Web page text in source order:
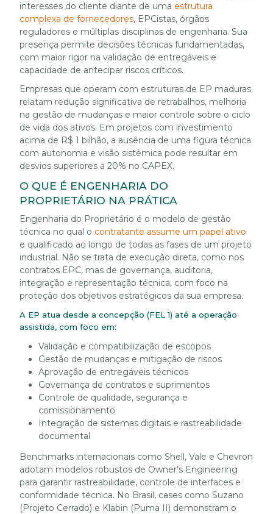
interesses do cliente diante de uma estrutura
complexa de fornecedores, EPCistas, órgãos
reguladores e múltiplas disciplinas de engenharia. Sua
presença permite decisões técnicas fundamentadas,
com maior rigor na validação de entregáveis e
capacidade de antecipar riscos críticos.
Empresas que operam com estruturas de EP maduras
relatam redução significativa de retrabalhos, melhoria
na gestão de mudanças e maior controle sobre o ciclo
de vida dos ativos. Em projetos com investimento
acima de R$ 1 bilhão, a ausência de uma figura técnica
com autonomia e visão sistêmica pode resultar em
desvios superiores a 20% no CAPEX.
O QUE É ENGENHARIA DO
PROPRIETÁRIO NA PRÁTICA
Engenharia do Proprietário é o modelo de gestão
técnica no qual o contratante assume um papel ativo
e qualificado ao longo de todas as fases de um projeto
industrial. Não se trata de execução direta, como nos
contratos EPC, mas de governança, auditoria,
integração e representação técnica, com foco na
proteção dos objetivos estratégicos da sua empresa.
A EP atua desde a concepção (FEL 1) até a operação
assistida, com foco em:
Validação e compatibilização de escopos
Gestão de mudanças e mitigação de riscos
Aprovação de entregáveis técnicos
Governança de contratos e suprimentos
Controle de qualidade, segurança e
comissionamento
Integração de sistemas digitais e rastreabilidade
documental
Benchmarks internacionais como Shell, Vale e Chevron
adotam modelos robustos de Owner’s Engineering
para garantir rastreabilidade, controle de interfaces e
conformidade técnica. No Brasil, cases como Suzano
(Projeto Cerrado) e Klabin (Puma II) demonstram o